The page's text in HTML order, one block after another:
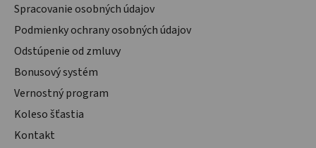
Spracovanie osobných údajov
Podmienky ochrany osobných údajov
Odstúpenie od zmluvy
Bonusový systém
Vernostný program
Koleso šťastia
Kontakt